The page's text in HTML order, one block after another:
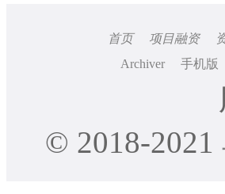
首页 项目融资
Archiver
手机版
© 2018-2021